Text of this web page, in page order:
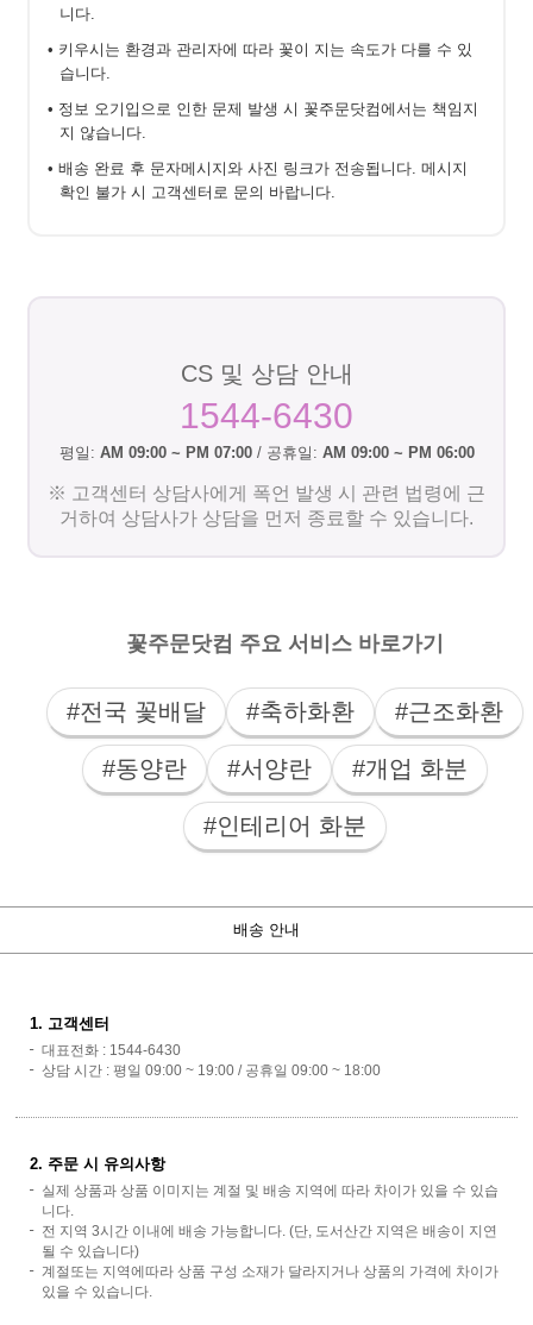
니다.
• 키우시는 환경과 관리자에 따라 꽃이 지는 속도가 다를 수 있
습니다.
• 정보 오기입으로 인한 문제 발생 시 꽃주문닷컴에서는 책임지
지 않습니다.
• 배송 완료 후 문자메시지와 사진 링크가 전송됩니다. 메시지
확인 불가 시 고객센터로 문의 바랍니다.
CS 및 상담 안내
1544-6430
평일: AM 09:00 ~ PM 07:00 / 공휴일: AM 09:00 ~ PM 06:00
※ 고객센터 상담사에게 폭언 발생 시 관련 법령에 근
거하여 상담사가 상담을 먼저 종료할 수 있습니다.
꽃주문닷컴 주요 서비스 바로가기
#전국 꽃배달 #축하화환 #근조화환
#동양란 #서양란 #개업 화분
#인테리어 화분
배송 안내
1. 고객센터
대표전화 : 1544-6430
상담 시간 : 평일 09:00 ~ 19:00 / 공휴일 09:00 ~ 18:00
2. 주문 시 유의사항
실제 상품과 상품 이미지는 계절 및 배송 지역에 따라 차이가 있을 수 있습
니다.
전 지역 3시간 이내에 배송 가능합니다. (단, 도서산간 지역은 배송이 지연
될 수 있습니다)
계절또는 지역에따라 상품 구성 소재가 달라지거나 상품의 가격에 차이가
있을 수 있습니다.